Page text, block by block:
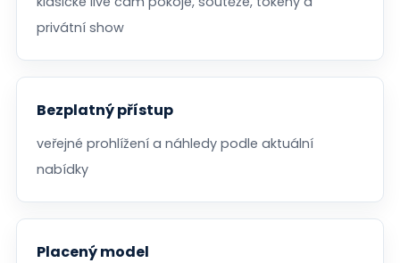
privátní show
Bezplatný přístup
veřejné prohlížení a náhledy podle aktuální
nabídky
Placený model